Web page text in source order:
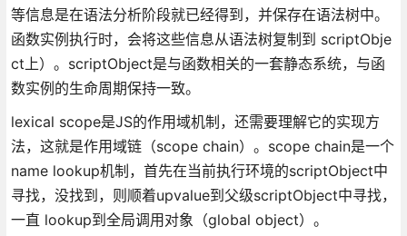
等信息是在语法分析阶段就已经得到，并保存在语法树中。
函数实例执行时，会将这些信息从语法树复制到 scriptObje
ct上）。scriptObject是与函数相关的一套静态系统，与函
数实例的生命周期保持一致。
lexical scope是JS的作用域机制，还需要理解它的实现方
法，这就是作用域链（scope chain）。scope chain是一个
name lookup机制，首先在当前执行环境的scriptObject中
寻找，没找到，则顺着upvalue到父级scriptObject中寻找，
一直 lookup到全局调用对象（global object）。